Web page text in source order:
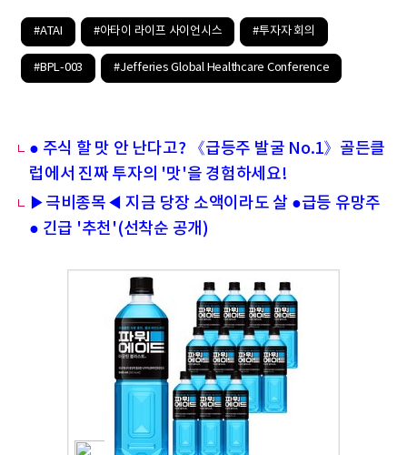
#ATAI #아타이 라이프 사이언시스 #투자자 회의
#BPL-003 #Jefferies Global Healthcare Conference
● 주식 할 맛 안 난다고? 《급등주 발굴 No.1》골든클
럽에서 진짜 투자의 '맛'을 경험하세요!
▶극비종목◀ 지금 당장 소액이라도 살 ●급등 유망주
● 긴급 '추천'(선착순 공개)